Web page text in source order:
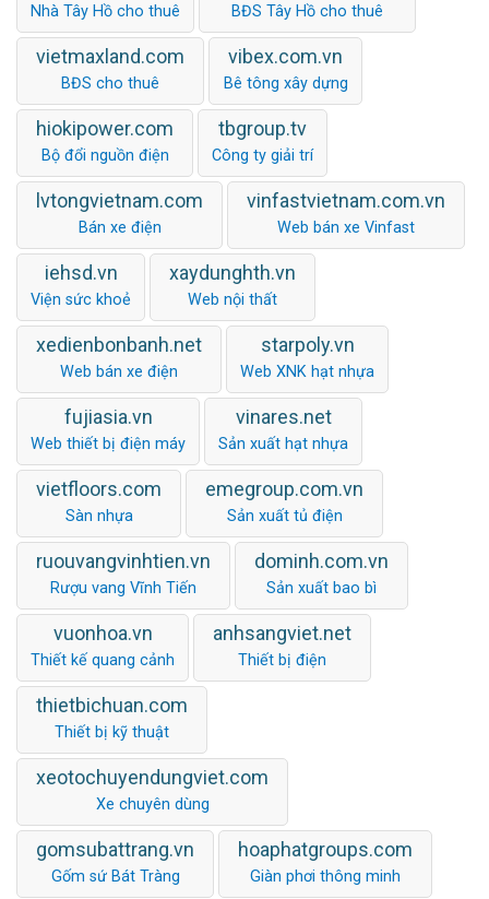
Nhà Tây Hồ cho thuê BĐS Tây Hồ cho thuê
vietmaxland.com
BĐS cho thuê
vibex.com.vn
Bê tông xây dựng
hiokipower.com
Bộ đổi nguồn điện
tbgroup.tv
Công ty giải trí
lvtongvietnam.com
Bán xe điện
vinfastvietnam.com.vn
Web bán xe Vinfast
iehsd.vn
Viện sức khoẻ
xaydunghth.vn
Web nội thất
xedienbonbanh.net
Web bán xe điện
starpoly.vn
Web XNK hạt nhựa
fujiasia.vn
Web thiết bị điện máy
vinares.net
Sản xuất hạt nhựa
vietfloors.com
Sàn nhựa
emegroup.com.vn
Sản xuất tủ điện
ruouvangvinhtien.vn
Rượu vang Vĩnh Tiến
dominh.com.vn
Sản xuất bao bì
vuonhoa.vn
Thiết kế quang cảnh
anhsangviet.net
Thiết bị điện
thietbichuan.com
Thiết bị kỹ thuật
xeotochuyendungviet.com
Xe chuyên dùng
gomsubattrang.vn
Gốm sứ Bát Tràng
hoaphatgroups.com
Giàn phơi thông minh